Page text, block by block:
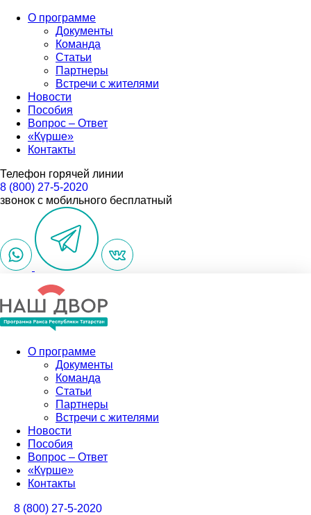
О программе
Документы
Команда
Статьи
Партнеры
Встречи с жителями
Новости
Пособия
Вопрос – Ответ
«Күрше»
Контакты
Телефон горячей линии
8 (800) 27-5-2020
звонок с мобильного бесплатный
О программе
Документы
Команда
Статьи
Партнеры
Встречи с жителями
Новости
Пособия
Вопрос – Ответ
«Күрше»
Контакты
8 (800) 27-5-2020